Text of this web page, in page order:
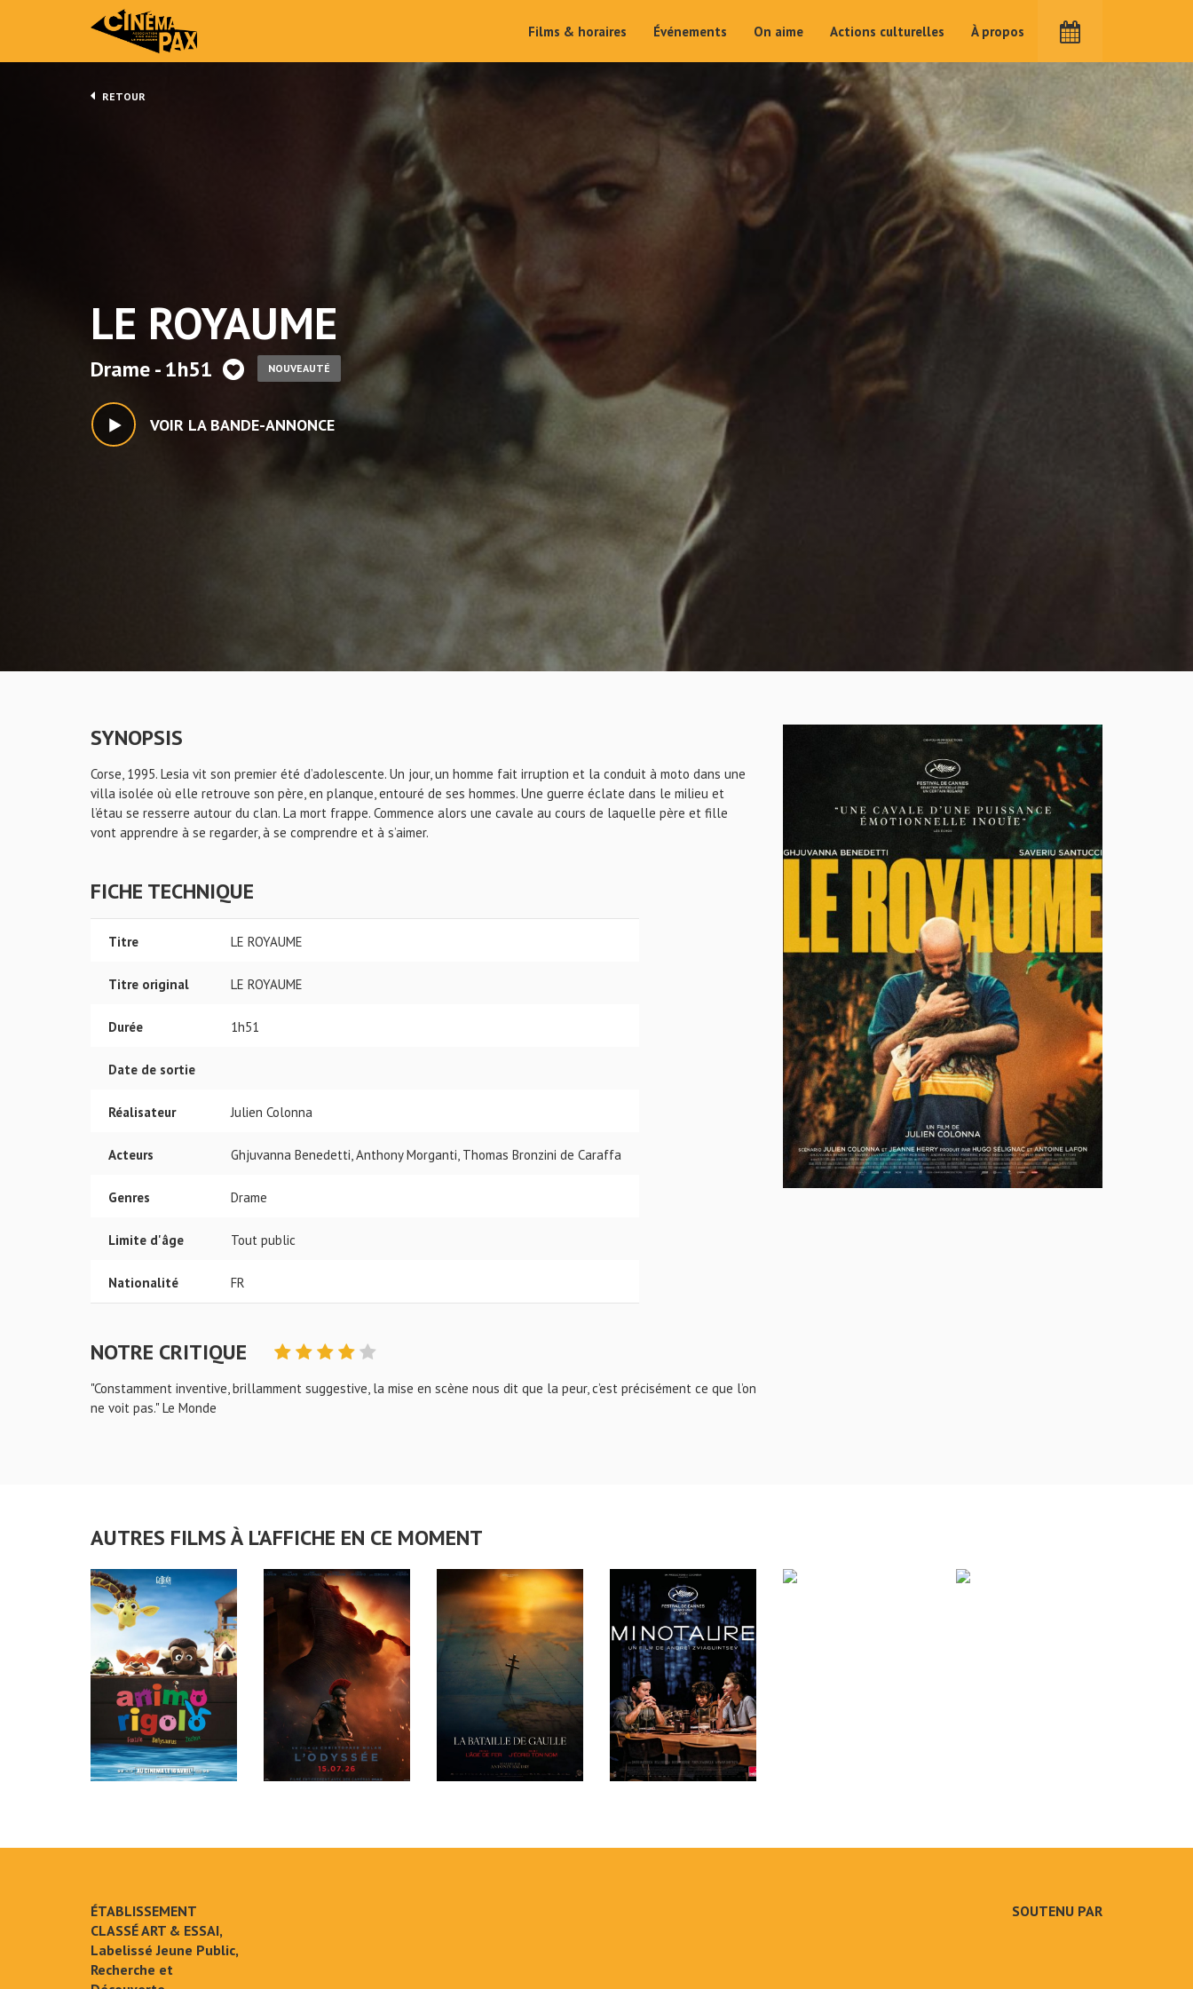
Films & horaires Événements On aime Actions culturelles À propos
RETOUR
LE ROYAUME
Drame - 1h51 NOUVEAUTÉ
VOIR LA BANDE-ANNONCE
SYNOPSIS
Corse, 1995. Lesia vit son premier été d’adolescente. Un jour, un homme fait irruption et la conduit à moto dans une
villa isolée où elle retrouve son père, en planque, entouré de ses hommes. Une guerre éclate dans le milieu et
l’étau se resserre autour du clan. La mort frappe. Commence alors une cavale au cours de laquelle père et fille
vont apprendre à se regarder, à se comprendre et à s’aimer.
FICHE TECHNIQUE
Titre LE ROYAUME
Titre original LE ROYAUME
Durée 1h51
Date de sortie
Réalisateur Julien Colonna
Acteurs Ghjuvanna Benedetti, Anthony Morganti, Thomas Bronzini de Caraffa
Genres Drame
Limite d'âge Tout public
Nationalité FR
NOTRE CRITIQUE
"Constamment inventive, brillamment suggestive, la mise en scène nous dit que la peur, c’est précisément ce que l’on
ne voit pas." Le Monde
AUTRES FILMS À L'AFFICHE EN CE MOMENT
ÉTABLISSEMENT
CLASSÉ ART & ESSAI,
Labelissé Jeune Public,
Recherche et
SOUTENU PAR